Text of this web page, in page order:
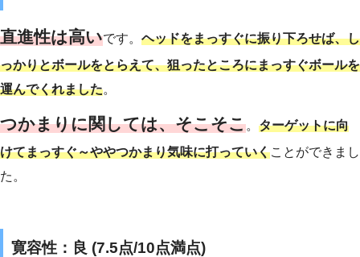
直進性は高いです。 ヘッドをまっすぐに振り下ろせば、し
っかりとボールをとらえて、狙ったところにまっすぐボールを
運んでくれました。
つかまりに関しては、そこそこ。 ターゲットに向
けてまっすぐ～ややつかまり気味に打っていくことができまし
た。
寛容性：良 (7.5点/10点満点)